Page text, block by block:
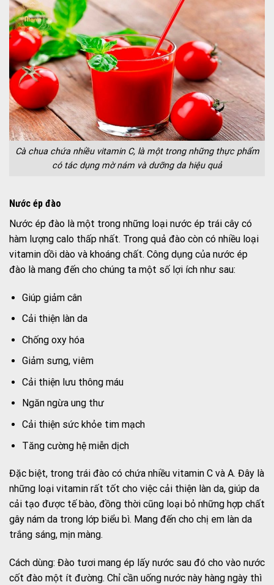
Cà chua chứa nhiều vitamin C, là một trong những thực phẩm
có tác dụng mờ nám và dưỡng da hiệu quả
Nước ép đào
Nước ép đào là một trong những loại nước ép trái cây có
hàm lượng calo thấp nhất. Trong quả đào còn có nhiều loại
vitamin dồi dào và khoáng chất. Công dụng của nước ép
đào là mang đến cho chúng ta một số lợi ích như sau:
Giúp giảm cân
Cải thiện làn da
Chống oxy hóa
Giảm sưng, viêm
Cải thiện lưu thông máu
Ngăn ngừa ung thư
Cải thiện sức khỏe tim mạch
Tăng cường hệ miễn dịch
Đặc biệt, trong trái đào có chứa nhiều vitamin C và A. Đây là
những loại vitamin rất tốt cho việc cải thiện làn da, giúp da
cải tạo được tế bào, đồng thời cũng loại bỏ những hợp chất
gây nám da trong lớp biểu bì. Mang đến cho chị em làn da
trắng sáng, mịn màng.
Cách dùng: Đào tươi mang ép lấy nước sau đó cho vào nước
cốt đào một ít đường. Chỉ cần uống nước này hàng ngày thì